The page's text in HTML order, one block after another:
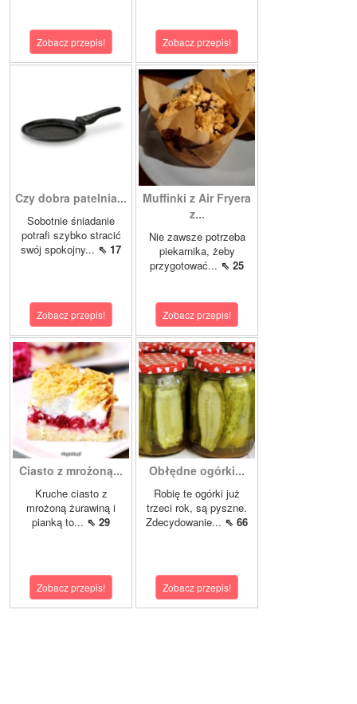
Zobacz przepis! Zobacz przepis!
Czy dobra patelnia...
Sobotnie śniadanie
potrafi szybko stracić
swój spokojny... ⇖ 17
Zobacz przepis!
Muffinki z Air Fryera
z...
Nie zawsze potrzeba
piekarnika, żeby
przygotować... ⇖ 25
Zobacz przepis!
Ciasto z mrożoną...
Kruche ciasto z
mrożoną żurawiną i
pianką to... ⇖ 29
Zobacz przepis!
Obłędne ogórki...
Robię te ogórki już
trzeci rok, są pyszne.
Zdecydowanie... ⇖ 66
Zobacz przepis!